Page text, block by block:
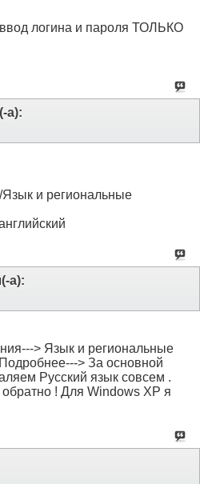
логина и пароля ТОЛЬКО
а):
и региональные
а):
> Язык и региональные
> За основной
Русский язык совсем .
! Для Windows XP я